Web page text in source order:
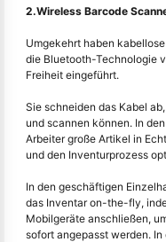
2.Wireless Barcode
Umgekehrt haben
die Bluetooth-Technologie
Freiheit eingeführt.
Sie schneiden das Kabel
und scannen können. In
Arbeiter große Artikel in
und den Inventurprozess
In den geschäftigen
das Inventar on-the-fly,
Mobilgeräte anschließen,
sofort angepasst werden.